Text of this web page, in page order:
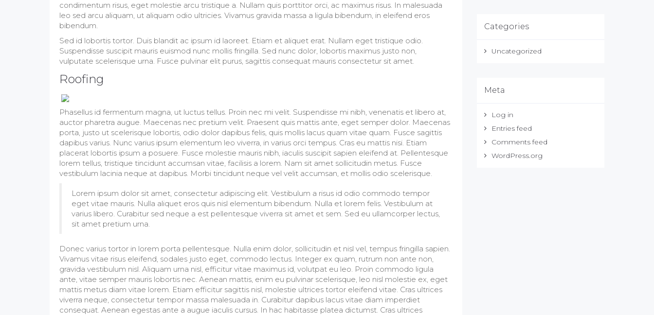
condimentum risus, eget molestie arcu tristique a. Nullam quis porttitor orci, ac maximus risus. In malesuada
leo sed arcu aliquam, ut aliquam odio ultricies. Vivamus gravida massa a ligula bibendum, in eleifend eros
bibendum.
Sed id lobortis tortor. Duis blandit ac ipsum id laoreet. Etiam et aliquet erat. Nullam eget tristique odio.
Suspendisse suscipit mauris euismod nunc mollis fringilla. Sed nunc dolor, lobortis maximus justo non,
vulputate scelerisque urna. Fusce pulvinar elit purus, sagittis consequat mauris consectetur sit amet.
Roofing
Phasellus id fermentum magna, ut luctus tellus. Proin nec mi velit. Suspendisse mi nibh, venenatis et libero at,
auctor pharetra augue. Maecenas nec pretium velit. Praesent quis mattis ante, eget semper dolor. Maecenas
porta, justo ut scelerisque lobortis, odio dolor dapibus felis, quis mollis lacus quam vitae quam. Fusce sagittis
dapibus varius. Nunc varius ipsum elementum leo viverra, in varius orci tempus. Cras eu mattis nisi. Etiam
placerat lobortis ipsum a posuere. Fusce molestie mauris nibh, iaculis suscipit sapien eleifend at. Pellentesque
lorem tellus, tristique tincidunt accumsan vitae, facilisis a lorem. Nam sit amet sollicitudin metus. Fusce
vestibulum lacinia neque at dapibus. Morbi tincidunt neque vel velit accumsan, et mollis odio scelerisque.
Lorem ipsum dolor sit amet, consectetur adipiscing elit. Vestibulum a risus id odio commodo tempor
eget vitae mauris. Nulla aliquet eros quis nisl elementum bibendum. Nulla et lorem felis. Vestibulum at
varius libero. Curabitur sed neque a est pellentesque viverra sit amet et sem. Sed eu ullamcorper lectus,
sit amet pretium urna.
Donec varius tortor in lorem porta pellentesque. Nulla enim dolor, sollicitudin et nisl vel, tempus fringilla sapien.
Vivamus vitae risus eleifend, sodales justo eget, commodo lectus. Integer ex quam, rutrum non ante non,
gravida vestibulum nisl. Aliquam urna nisl, efficitur vitae maximus id, volutpat eu leo. Proin commodo ligula
ante, vitae semper mauris lobortis nec. Aenean mattis, enim eu pulvinar scelerisque, leo nisl molestie ex, eget
mattis metus diam vitae lorem. Etiam efficitur sagittis nisl, molestie ultrices tortor eleifend vitae. Cras ultrices
viverra neque, consectetur tempor massa malesuada in. Curabitur dapibus lacus vitae diam imperdiet
consequat. Aenean egestas ante a augue iaculis cursus. In hac habitasse platea dictumst. Cras ultrices
Categories
Uncategorized
Meta
Log in
Entries feed
Comments feed
WordPress.org